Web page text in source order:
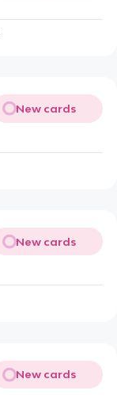
New cards
New cards
New cards